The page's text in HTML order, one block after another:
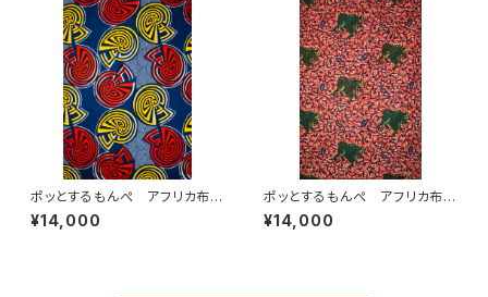
ポッとするもんぺ アフリカ布
No.171
¥14,000
ポッとするもんぺ アフリカ布
No.105
¥14,000